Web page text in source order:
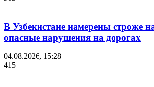
В Узбекистане намерены строже
опасные нарушения на дорогах
04.08.2026, 15:28
415